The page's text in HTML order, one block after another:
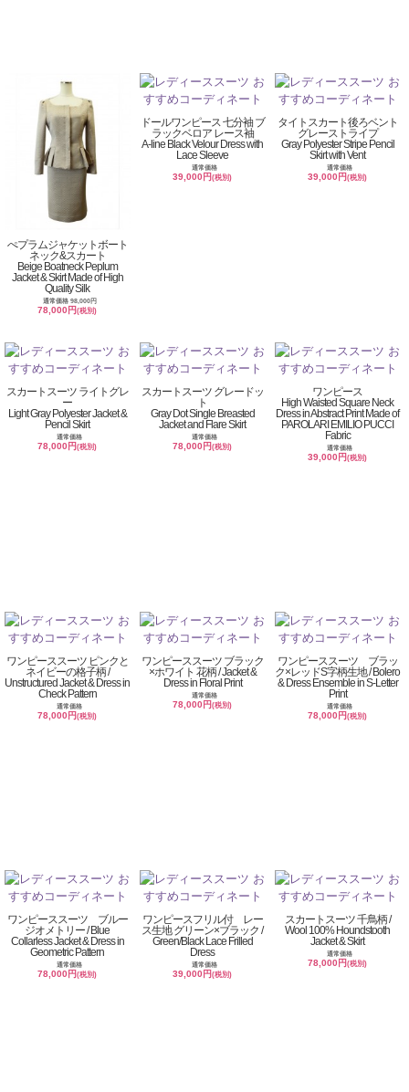
ぺプラムジャケットボート
ネック&スカート
Beige Boatneck Peplum
Jacket & Skirt Made of High
Quality Silk
通常価格 98,000円
78,000円(税別)
ドールワンピース 七分袖 ブ
ラックベロア レース袖
A-line Black Velour Dress with
Lace Sleeve
通常価格
39,000円(税別)
タイトスカート後ろベント
グレーストライプ
Gray Polyester Stripe Pencil
Skirt with Vent
通常価格
39,000円(税別)
スカートスーツ ライトグレ
ー
Light Gray Polyester Jacket &
Pencil Skirt
通常価格
78,000円(税別)
スカートスーツ グレードッ
ト
Gray Dot Single Breasted
Jacket and Flare Skirt
通常価格
78,000円(税別)
ワンピース
High Waisted Square Neck
Dress in Abstract Print Made of
PAROLARI EMILIO PUCCI
Fabric
通常価格
39,000円(税別)
ワンピーススーツ ピンクと
ネイビーの格子柄 /
Unstructured Jacket & Dress in
Check Pattern
通常価格
78,000円(税別)
ワンピーススーツ ブラック
×ホワイト 花柄 / Jacket &
Dress in Floral Print
通常価格
78,000円(税別)
ワンピーススーツ ブラッ
ク×レッドS字柄生地 / Bolero
& Dress Ensemble in S-Letter
Print
通常価格
78,000円(税別)
ワンピーススーツ ブルー
ジオメトリー / Blue
Collarless Jacket & Dress in
Geometric Pattern
通常価格
78,000円(税別)
ワンピースフリル付 レー
ス生地 グリーン×ブラック /
Green/Black Lace Frilled
Dress
通常価格
39,000円(税別)
スカートスーツ 千鳥柄 /
Wool 100% Houndstooth
Jacket & Skirt
通常価格
78,000円(税別)